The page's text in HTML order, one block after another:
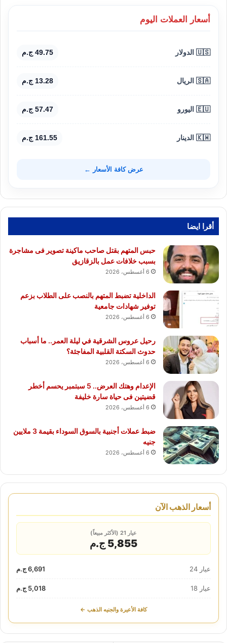
أسعار العملات اليوم
🇺🇸 الدولار 49.75 ج.م
🇸🇦 الريال 13.28 ج.م
🇪🇺 اليورو 57.47 ج.م
🇰🇼 الدينار 161.55 ج.م
عرض كافة الأسعار ←
أقرا ايضا
حبس المتهم بقتل صاحب ماكينة تصوير فى مشاجرة
بسبب خلافات عمل بالزقازيق
6 أغسطس، 2026
الداخلية تضبط المتهم بالنصب على الطلاب بزعم
توفير شهادات جامعية
6 أغسطس، 2026
رحيل عروس الشرقية في ليلة العمر.. ما أسباب
حدوث السكتة القلبية المفاجئة؟
6 أغسطس، 2026
الإعدام وهتك العرض.. 5 سبتمبر يحسم أخطر
قضيتين فى حياة سارة خليفة
6 أغسطس، 2026
ضبط عملات أجنبية بالسوق السوداء بقيمة 3 ملايين
جنيه
6 أغسطس، 2026
أسعار الذهب الآن
عيار 21 (الأكثر مبيعاً)
5,855 ج.م
عيار 24 6,691 ج.م
عيار 18 5,018 ج.م
كافة الأعيرة والجنيه الذهب ←